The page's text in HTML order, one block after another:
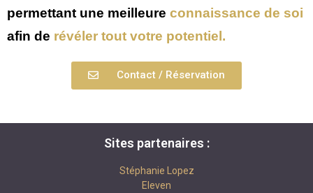
permettant une meilleure connaissance de soi
afin de révéler tout votre potentiel.
Contact / Réservation
Sites partenaires :
Stéphanie Lopez
Eleven